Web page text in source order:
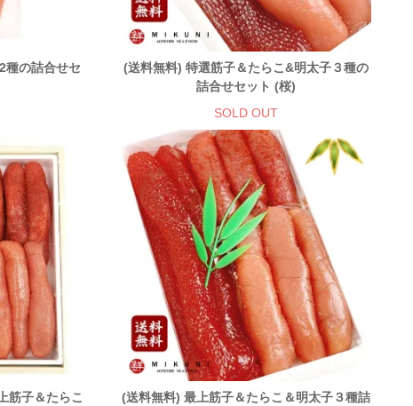
種の詰合せセ
(送料無料) 特選筋子＆たらこ&明太子３種の
詰合せセット (桜)
SOLD OUT
筋子＆たらこ
(送料無料) 最上筋子＆たらこ＆明太子３種詰